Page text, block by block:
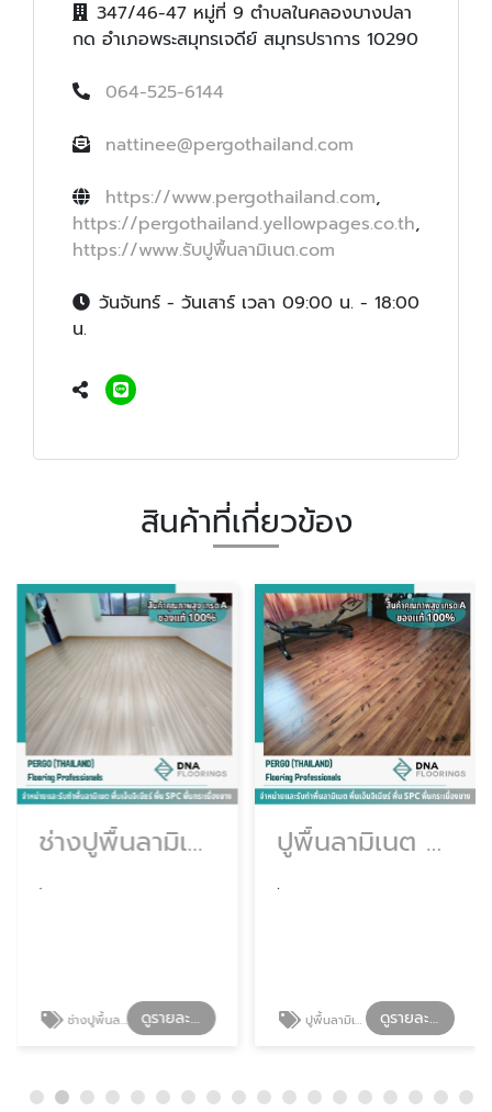
347/46-47 หมู่ที่ 9 ตำบลในคลองบางปลา
กด อำเภอพระสมุทรเจดีย์ สมุทรปราการ 10290
064-525-6144
nattinee@pergothailand.com
https://www.pergothailand.com,
https://pergothailand.yellowpages.co.th,
https://www.รับปูพื้นลามิเนต.com
วันจันทร์ - วันเสาร์ เวลา 09:00 น. - 18:00
น.
สินค้าที่เกี่ยวข้อง
ช่างปูพื้นลามิเนต
.
ช่างปูพื้นลามิเนต ดูรายละเอียด
ปูพื้นลามิเนต กรุงเทพ
.
ปูพื้นลามิเนต กรุงเทพ ดูรายละเอียด